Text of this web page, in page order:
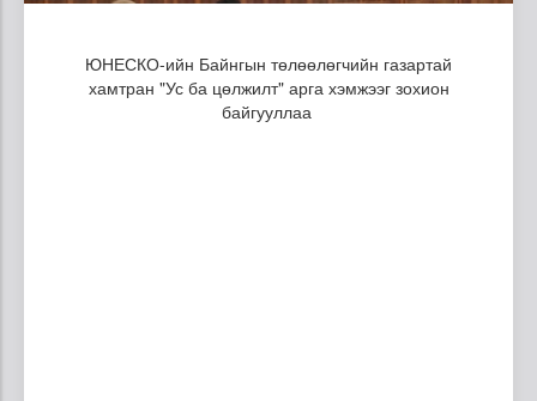
ЮНЕСКО-ийн Байнгын төлөөлөгчийн газартай
хамтран "Ус ба цөлжилт" арга хэмжээг зохион
байгууллаа